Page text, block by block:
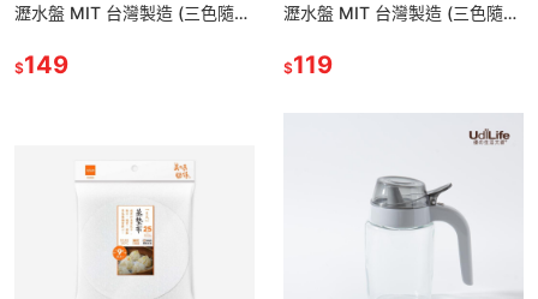
瀝水盤 MIT 台灣製造 (三色隨機
$149
瀝水盤 MIT 台灣製造 (三色隨機
$119